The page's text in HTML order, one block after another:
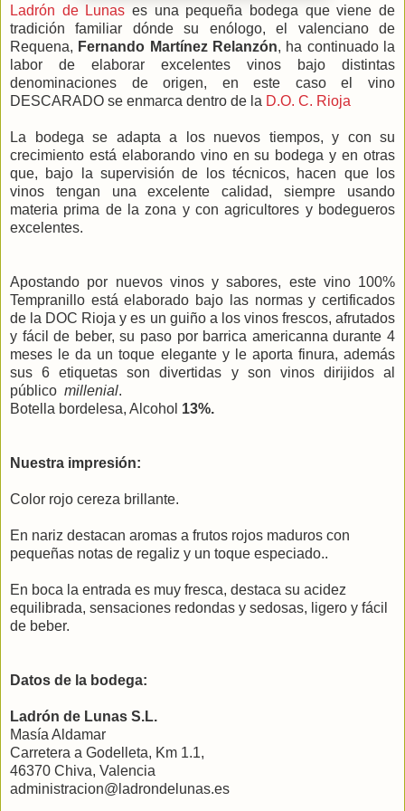
Ladrón de Lunas es una pequeña bodega que viene de
tradición familiar dónde su enólogo, el valenciano de
Requena, Fernando Martínez Relanzón, ha continuado la
labor de elaborar excelentes vinos bajo distintas
denominaciones de origen, en este caso el vino
DESCARADO se enmarca dentro de la D.O. C. Rioja
La bodega se adapta a los nuevos tiempos, y con su
crecimiento está elaborando vino en su bodega y en otras
que, bajo la supervisión de los técnicos, hacen que los
vinos tengan una excelente calidad, siempre usando
materia prima de la zona y con agricultores y bodegueros
excelentes.
Apostando por nuevos vinos y sabores, este vino 100%
Tempranillo está elaborado bajo las normas y certificados
de la DOC Rioja y es un guiño a los vinos frescos, afrutados
y fácil de beber, su paso por barrica americanna durante 4
meses le da un toque elegante y le aporta finura, además
sus 6 etiquetas son divertidas y son vinos dirijidos al
público millenial.
Botella bordelesa, Alcohol 13%.
Nuestra impresión:
Color rojo cereza brillante.
En nariz destacan aromas a frutos rojos maduros con
pequeñas notas de regaliz y un toque especiado..
En boca la entrada es muy fresca, destaca su acidez
equilibrada, sensaciones redondas y sedosas, ligero y fácil
de beber.
Datos de la bodega:
Ladrón de Lunas S.L.
Masía Aldamar
Carretera a Godelleta, Km 1.1,
46370 Chiva, Valencia
administracion@ladrondelunas.es